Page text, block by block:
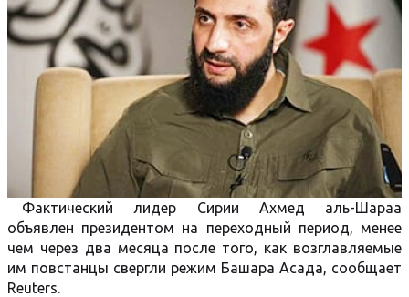
Фактический лидер Сирии Ахмед аль-Шараа
объявлен президентом на переходный период, менее
чем через два месяца после того, как возглавляемые
им повстанцы свергли режим Башара Асада, сообщает
Reuters.